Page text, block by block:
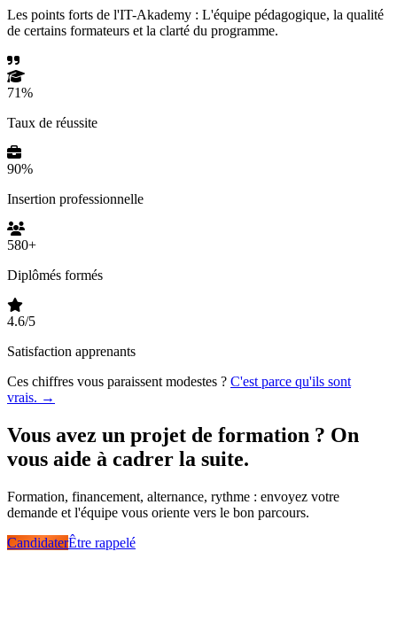
Les points forts de l'IT-Akademy : L'équipe pédagogique, la qualité
de certains formateurs et la clarté du programme.
71%
Taux de réussite
90%
Insertion professionnelle
580+
Diplômés formés
4.6/5
Satisfaction apprenants
Ces chiffres vous paraissent modestes ? C'est parce qu'ils sont
vrais. →
Vous avez un projet de formation ? On
vous aide à cadrer la suite.
Formation, financement, alternance, rythme : envoyez votre
demande et l'équipe vous oriente vers le bon parcours.
CandidaterÊtre rappelé